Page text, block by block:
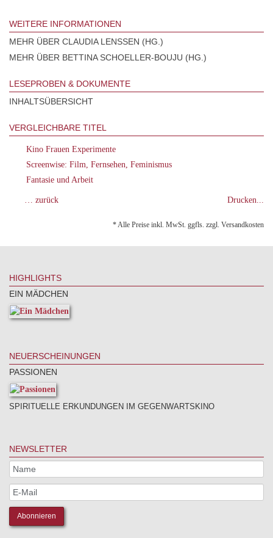
WEITERE INFORMATIONEN
MEHR ÜBER CLAUDIA LENSSEN (HG.)
MEHR ÜBER BETTINA SCHOELLER-BOUJU (HG.)
LESEPROBEN & DOKUMENTE
INHALTSÜBERSICHT
VERGLEICHBARE TITEL
Kino Frauen Experimente
Screenwise: Film, Fernsehen, Feminismus
Fantasie und Arbeit
… zurück Drucken...
* Alle Preise inkl. MwSt. ggfls. zzgl. Versandkosten
HIGHLIGHTS
EIN MÄDCHEN
NEUERSCHEINUNGEN
PASSIONEN
SPIRITUELLE ERKUNDUNGEN IM GEGENWARTSKINO
NEWSLETTER